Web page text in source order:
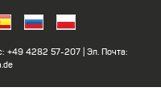
+49 4282 57-207| Эл. Почта: